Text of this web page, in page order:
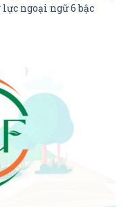
ngoại ngữ 6 bậc